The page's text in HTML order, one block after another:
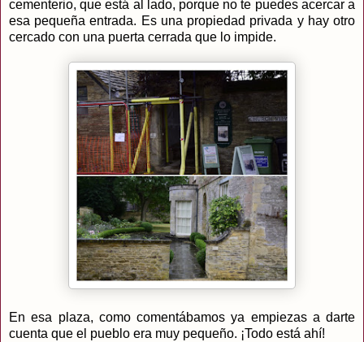
cementerio, que está al lado, porque no te puedes acercar a
esa pequeña entrada. Es una propiedad privada y hay otro
cercado con una puerta cerrada que lo impide.
En esa plaza, como comentábamos ya empiezas a darte
cuenta que el pueblo era muy pequeño. ¡Todo está ahí!